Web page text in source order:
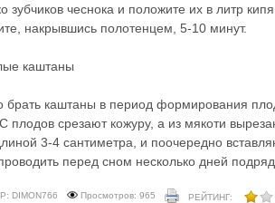
зубчиков чеснока и положите их в литр
накрывшись полотенцем, 5-10 минут.
каштаны
брать каштаны в период формирования
плодов срезают кожуру, а из мякоти
3-4 сантиметра, и поочередно
перед сном несколько дней
DIMON766 Просмотров: 965 РЕЙТИНГ: